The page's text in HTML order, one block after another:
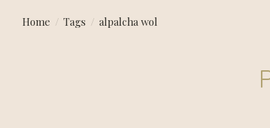
Home / Tags / alpalcha wol